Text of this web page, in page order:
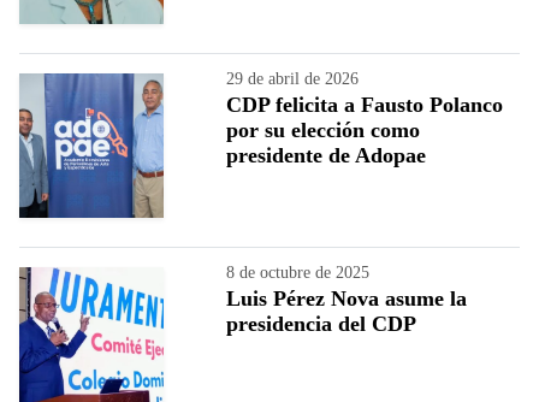
29 de abril de 2026
CDP felicita a Fausto Polanco
por su elección como
presidente de Adopae
8 de octubre de 2025
Luis Pérez Nova asume la
presidencia del CDP